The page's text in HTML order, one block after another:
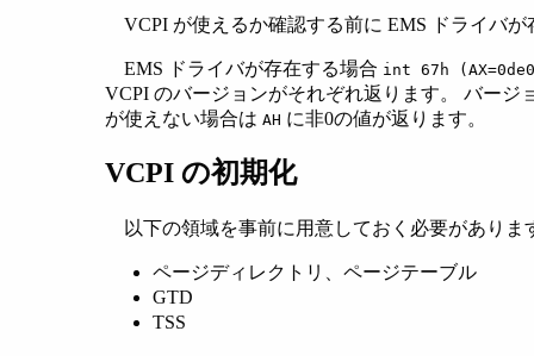
VCPI が使えるか確認する前に EMS ドライバ
EMS ドライバが存在する場合 int 67h
VCPI のバージョンがそれぞれ返ります。 バージ
が使えない場合はAH に非0の値が返ります。
VCPI の初期化
以下の領域を事前に用意しておく必要がありま
ページディレクトリ、ページテーブル
GTD
TSS